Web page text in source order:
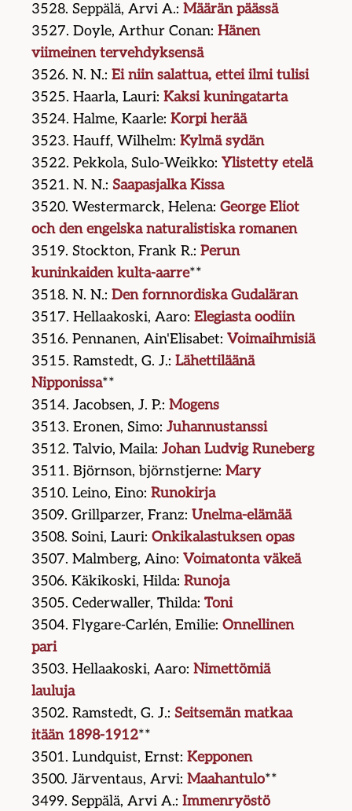
3528. Seppälä, Arvi A.:Määrän päässä
3527. Doyle, Arthur Conan:Hänen
viimeinen tervehdyksensä
3526. N. N.:Ei niin salattua, ettei ilmi tulisi
3525. Haarla, Lauri:Kaksi kuningatarta
3524. Halme, Kaarle:Korpi herää
3523. Hauff, Wilhelm:Kylmä sydän
3522. Pekkola, Sulo-Weikko:Ylistetty etelä
3521. N. N.:Saapasjalka Kissa
3520. Westermarck, Helena:George Eliot
och den engelska naturalistiska romanen
3519. Stockton, Frank R.:Perun
kuninkaiden kulta-aarre**
3518. N. N.:Den fornnordiska Gudaläran
3517. Hellaakoski, Aaro:Elegiasta oodiin
3516. Pennanen, Ain'Elisabet:Voimaihmisiä
3515. Ramstedt, G. J.:Lähettiläänä
Nipponissa**
3514. Jacobsen, J. P.:Mogens
3513. Eronen, Simo:Juhannustanssi
3512. Talvio, Maila:Johan Ludvig Runeberg
3511. Björnson, björnstjerne:Mary
3510. Leino, Eino:Runokirja
3509. Grillparzer, Franz:Unelma-elämää
3508. Soini, Lauri:Onkikalastuksen opas
3507. Malmberg, Aino:Voimatonta väkeä
3506. Käkikoski, Hilda:Runoja
3505. Cederwaller, Thilda:Toni
3504. Flygare-Carlén, Emilie:Onnellinen
pari
3503. Hellaakoski, Aaro:Nimettömiä
lauluja
3502. Ramstedt, G. J.:Seitsemän matkaa
itään 1898-1912**
3501. Lundquist, Ernst:Kepponen
3500. Järventaus, Arvi:Maahantulo**
3499. Seppälä, Arvi A.:Immenryöstö